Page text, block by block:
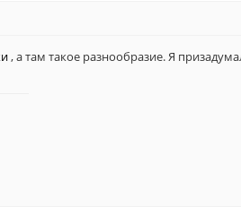
, а там такое разнообразие. Я